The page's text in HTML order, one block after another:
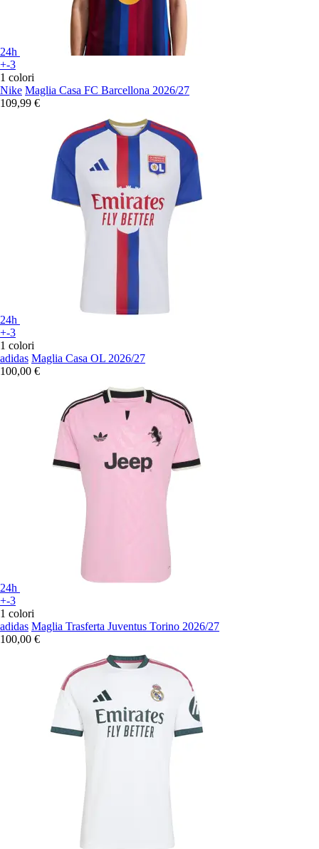
24h
+-3
1 colori
Nike Maglia Casa FC Barcellona 2026/27
109,99 €
24h
+-3
1 colori
adidas Maglia Casa OL 2026/27
100,00 €
24h
+-3
1 colori
adidas Maglia Trasferta Juventus Torino 2026/27
100,00 €